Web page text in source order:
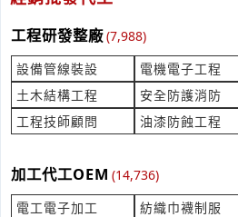
來自:(OO)OO食OO業OO有OO司 詢價
時間:08/07 16:47
***san@magic-food.com.tw
詢價 想要請問每月保養價格
產業:自動化設備製造代理
時間:08/07 16:40
***8@ping.stoneun.com
工程研發整廠(7,988)
設備管線裝設
電機電子工程
土木結構工程
安全防護消防
工程技師顧問
油漆防蝕工程
加工代工OEM (14,736)
電工電子加工
紡織巾襪制服